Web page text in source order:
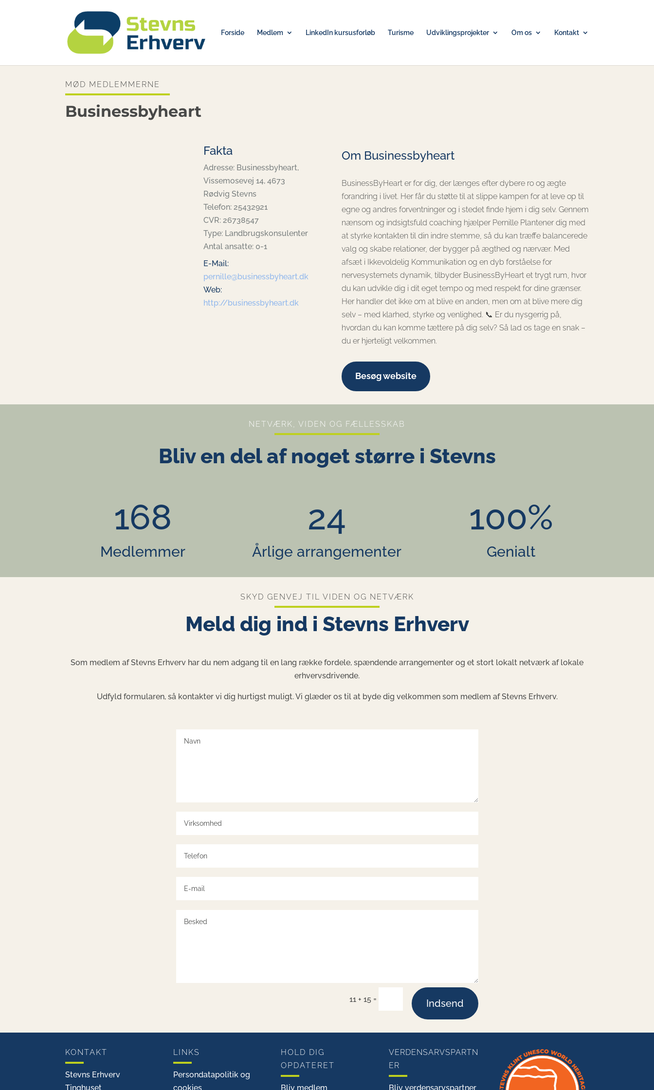
Forside Medlem LinkedIn kursusforløb Turisme Udviklingsprojekter Om os Kontakt
MØD MEDLEMMERNE
Businessbyheart
Fakta
Adresse: Businessbyheart,
Vissemosevej 14, 4673
Rødvig Stevns
Telefon: 25432921
CVR: 26738547
Type: Landbrugskonsulenter
Antal ansatte: 0-1
E-Mail:
pernille@businessbyheart.dk
Web:
http://businessbyheart.dk
Om Businessbyheart
BusinessByHeart er for dig, der længes efter dybere ro og ægte
forandring i livet. Her får du støtte til at slippe kampen for at leve op til
egne og andres forventninger og i stedet finde hjem i dig selv. Gennem
nænsom og indsigtsfuld coaching hjælper Pernille Plantener dig med
at styrke kontakten til din indre stemme, så du kan træffe balancerede
valg og skabe relationer, der bygger på ægthed og nærvær. Med
afsæt i Ikkevoldelig Kommunikation og en dyb forståelse for
nervesystemets dynamik, tilbyder BusinessByHeart et trygt rum, hvor
du kan udvikle dig i dit eget tempo og med respekt for dine grænser.
Her handler det ikke om at blive en anden, men om at blive mere dig
selv – med klarhed, styrke og venlighed. 📞 Er du nysgerrig på,
hvordan du kan komme tættere på dig selv? Så lad os tage en snak –
du er hjerteligt velkommen.
Besøg website
NETVÆRK, VIDEN OG FÆLLESSKAB
Bliv en del af noget større i Stevns
168
Medlemmer
24
Årlige arrangementer
100%
Genialt
SKYD GENVEJ TIL VIDEN OG NETVÆRK
Meld dig ind i Stevns Erhverv
Som medlem af Stevns Erhverv har du nem adgang til en lang række fordele, spændende arrangementer og et stort lokalt netværk af lokale
erhvervsdrivende.
Udfyld formularen, så kontakter vi dig hurtigst muligt. Vi glæder os til at byde dig velkommen som medlem af Stevns Erhverv.
11 + 15= Indsend
KONTAKT
Stevns Erhverv
Tinghuset
LINKS
Persondatapolitik og
cookies
HOLD DIG
OPDATERET
Bliv medlem
VERDENSARVSPARTN
ER
Bliv verdensarvspartner